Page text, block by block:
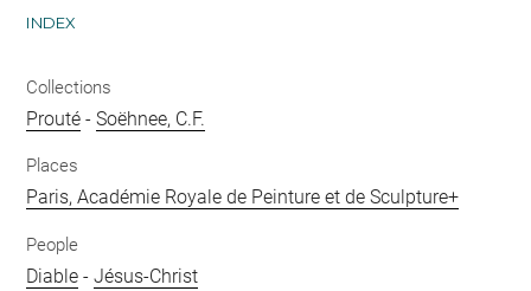
INDEX
Collections
Prouté -Soëhnee, C.F.
Places
Paris, Académie Royale de Peinture et de Sculpture+
People
Diable -Jésus-Christ